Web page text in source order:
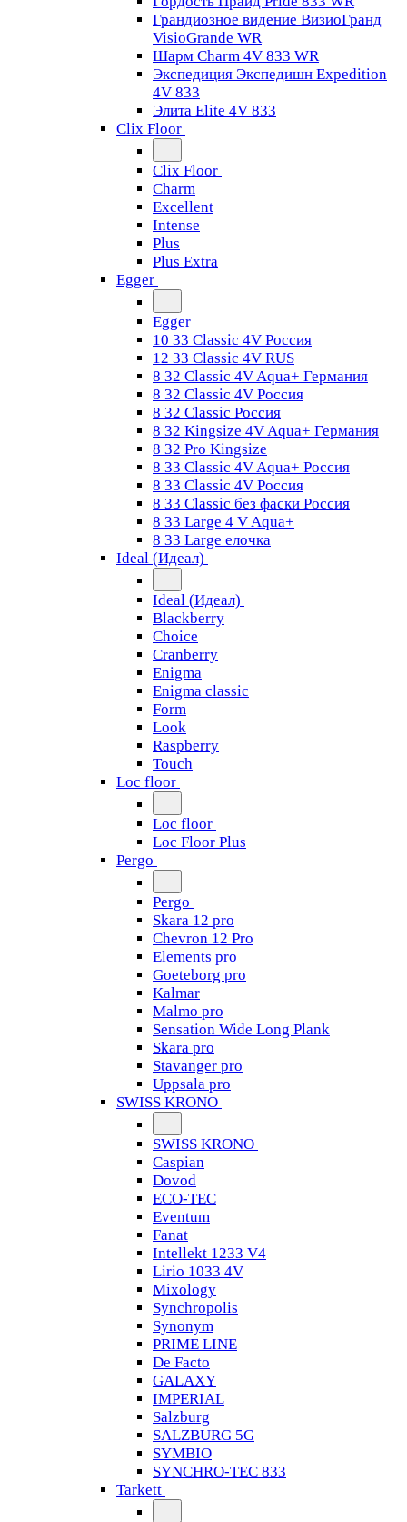
Грандиозное видение ВизиоГранд
VisioGrande WR
Шарм Charm 4V 833 WR
Экспедиция Экспедишн Expedition
4V 833
Элита Elite 4V 833
Clix Floor
Clix Floor
Charm
Excellent
Intense
Plus
Plus Extra
Egger
Egger
10 33 Classic 4V Россия
12 33 Classic 4V RUS
8 32 Classic 4V Aqua+ Германия
8 32 Classic 4V Россия
8 32 Classic Россия
8 32 Kingsize 4V Aqua+ Германия
8 32 Pro Kingsize
8 33 Classic 4V Aqua+ Россия
8 33 Classic 4V Россия
8 33 Classic без фаски Россия
8 33 Large 4 V Aqua+
8 33 Large елочка
Ideal (Идеал)
Ideal (Идеал)
Blackberry
Choice
Cranberry
Enigma
Enigma classic
Form
Look
Raspberry
Touch
Loc floor
Loc floor
Loc Floor Plus
Pergo
Pergo
Skara 12 pro
Chevron 12 Pro
Elements pro
Goeteborg pro
Kalmar
Malmo pro
Sensation Wide Long Plank
Skara pro
Stavanger pro
Uppsala pro
SWISS KRONO
SWISS KRONO
Caspian
Dovod
ECO-TEC
Eventum
Fanat
Intellekt 1233 V4
Lirio 1033 4V
Mixology
Synchropolis
Synonym
PRIME LINE
De Facto
GALAXY
IMPERIAL
Salzburg
SALZBURG 5G
SYMBIO
SYNCHRO-TEC 833
Tarkett